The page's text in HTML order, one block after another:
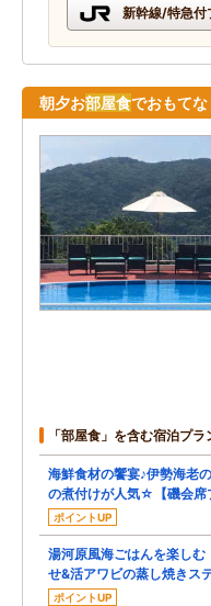
新幹線/特急付
朝夕お部屋食でおもて
「部屋食」を含む宿泊プラ
海鮮食材の饗宴♪伊勢海老
の煮付けが人気☆【磯会席
ポイントUP
湯河原風海ごはんを楽しむ
せ&活アワビの蒸し焼きス
ポイントUP